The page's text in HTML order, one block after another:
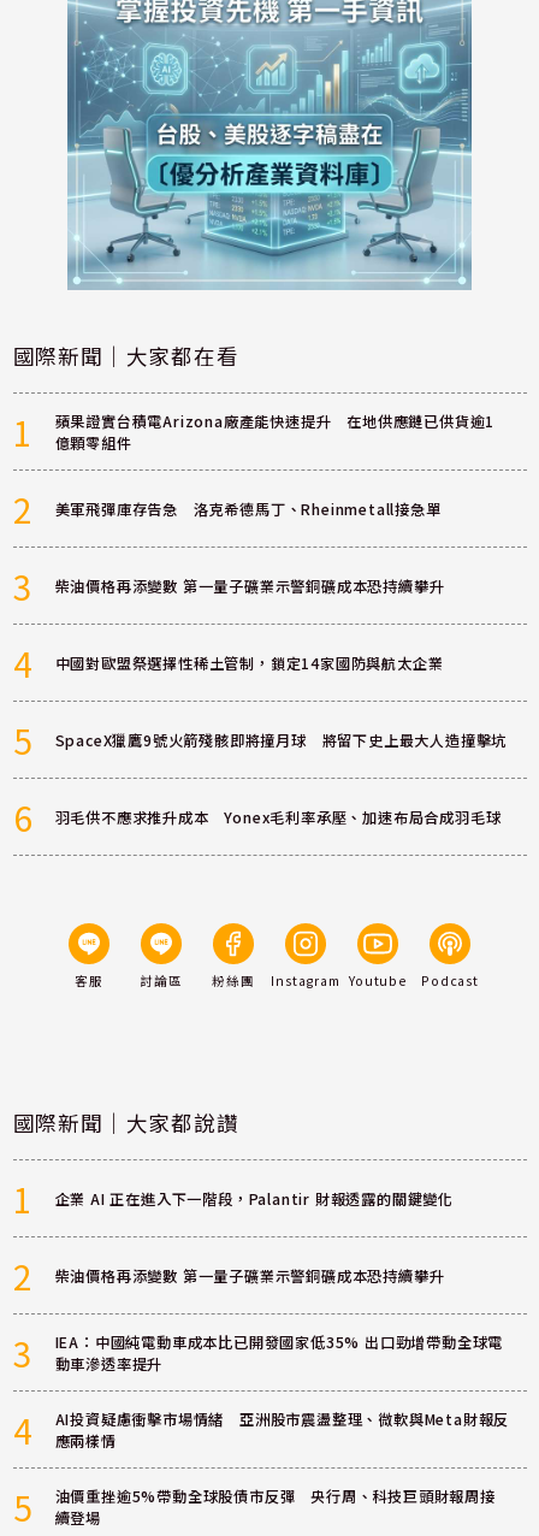
國際新聞｜大家都在看
1
蘋果證實台積電Arizona廠產能快速提升 在地供應鏈已供貨逾1
億顆零組件
2 美軍飛彈庫存告急 洛克希德馬丁、Rheinmetall接急單
3 柴油價格再添變數 第一量子礦業示警銅礦成本恐持續攀升
4 中國對歐盟祭選擇性稀土管制，鎖定14家國防與航太企業
5 SpaceX獵鷹9號火箭殘骸即將撞月球 將留下史上最大人造撞擊坑
6 羽毛供不應求推升成本 Yonex毛利率承壓、加速布局合成羽毛球
客服 討論區 粉絲團 Instagram Youtube Podcast
國際新聞｜大家都說讚
1 企業 AI 正在進入下一階段，Palantir 財報透露的關鍵變化
2 柴油價格再添變數 第一量子礦業示警銅礦成本恐持續攀升
3
IEA：中國純電動車成本比已開發國家低35% 出口勁增帶動全球電
動車滲透率提升
4
AI投資疑慮衝擊市場情緒 亞洲股市震盪整理、微軟與Meta財報反
應兩樣情
5
油價重挫逾5%帶動全球股債市反彈 央行周、科技巨頭財報周接
續登場